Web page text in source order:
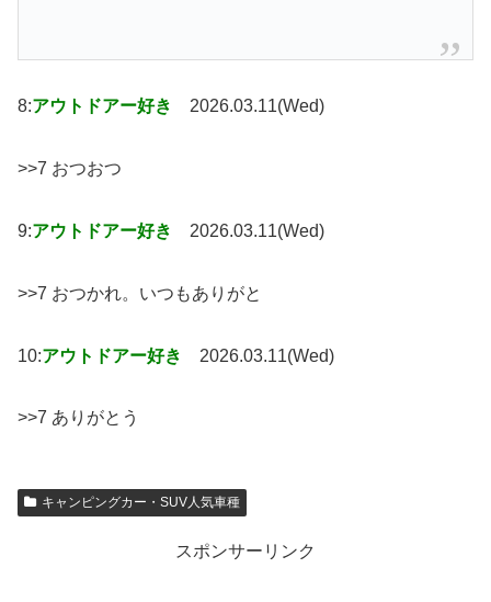
8:アウトドアー好き 2026.03.11(Wed)
>>7 おつおつ
9:アウトドアー好き 2026.03.11(Wed)
>>7 おつかれ。いつもありがと
10:アウトドアー好き 2026.03.11(Wed)
>>7 ありがとう
キャンピングカー・SUV人気車種
スポンサーリンク